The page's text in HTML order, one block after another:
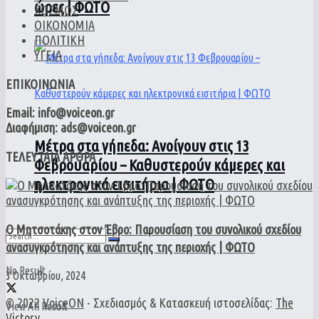
ώρες | ΦΩΤΟ
Μέτρα στα γήπεδα: Ανοίγουν στις 13
Φεβρουαρίου – Καθυστερούν κάμερες και
ηλεκτρονικά εισιτήρια | ΦΩΤΟ
No Result
View All Result
ΚΟΣΜΟΣ
ΟΙΚΟΝΟΜΙΑ
ΠΟΛΙΤΙΚΗ
ΥΓΕΙΑ
ΕΠΙΚΟΙΝΩΝΙΑ
Email: info@voiceon.gr
Διαφήμιση: ads@voiceon.gr
ΤΕΛΕΥΤΑΙΑ ΑΡΘΡΑ
Ο Μητσοτάκης στον Έβρο: Παρουσίαση του συνολικού σχεδίου
ανασυγκρότησης και ανάπτυξης της περιοχής | ΦΩΤΟ
3 Οκτωβρίου, 2024
© 2022VoiceON - Σχεδιασμός & Κατασκευή ιστοσελίδας: The